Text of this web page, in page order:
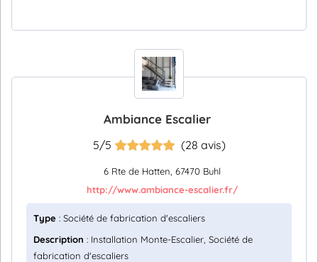
Ambiance Escalier
5/5 (28 avis)
6 Rte de Hatten, 67470 Buhl
http://www.ambiance-escalier.fr/
Type : Société de fabrication d'escaliers
Description : Installation Monte-Escalier, Société de
fabrication d'escaliers